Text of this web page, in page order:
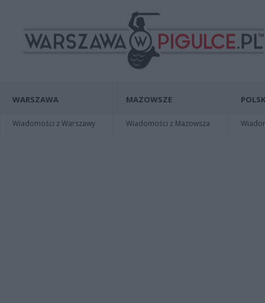
WARSZAWA
Wiadomości z Warszawy
MAZOWSZE
Wiadomości z Mazowsza